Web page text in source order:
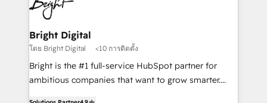
Impact Award 🏆2022 Technical Expertise Impact
Award 🏆2022 Platform Migration Excellence Impact
Award 🏆2020 Elite Solutions Partner 🏆2019
Integrations HubSpot Impact Award 🏆2019
Marketing Enablement HubSpot Impact Award 🏆
2018 Website Design HubSpot Impact Award 🏆2017
Bright Digital
โดย Bright Digital <10 การติดตั้ง
Bright is the #1 full-service HubSpot partner for
ambitious companies that want to grow smarter.